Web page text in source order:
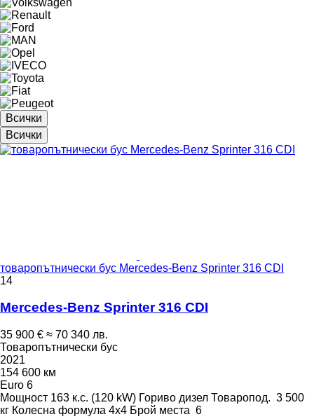
Всички
Всички
товаропътнически бус Mercedes-Benz Sprinter 316 CDI
14
Mercedes-Benz Sprinter 316 CDI
35 900 € ≈ 70 340 лв.
Товаропътнически бус
2021
154 600 км
Euro 6
Мощност 163 к.с. (120 kW) Гориво дизел Товаропод. 3 500
кг Колесна формула 4x4 Брой места 6